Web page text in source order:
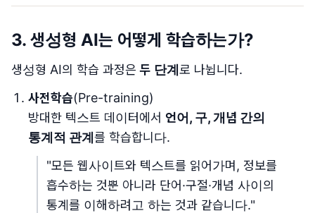
3. 생성형 AI는 어떻게 학습하는가?
생성형 AI의 학습 과정은두 단계 로 나뉩니다.
사전학습(Pre-training)
방대한 텍스트 데이터에서 언어, 구, 개념 간의
통계적 관계 를 학습합니다.
"모든 웹사이트와 텍스트를 읽어가며, 정보를
흡수하는 것뿐 아니라 단어·구절·개념 사이의
통계를 이해하려고 하는 것과 같습니다."